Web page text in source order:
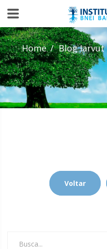
Home Blog Iarvut
Voltar
Busca...